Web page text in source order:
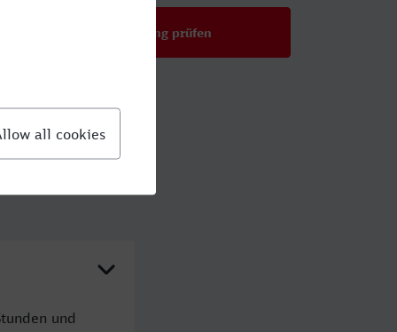
Verbindung prüfen
und